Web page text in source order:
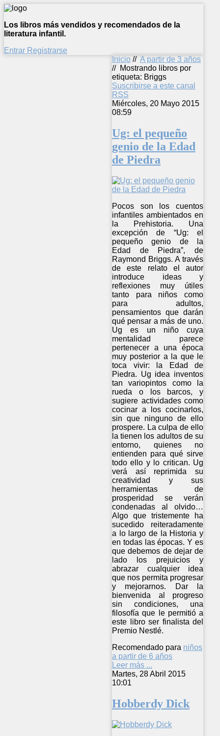
Los libros más vendidos y recomendados de la
literatura infantil.
Entrar Registrarse
Inicio // A partir de 3 años
// Mostrando libros por
etiqueta: Briggs
Suscribirse a este canal
RSS
Miércoles, 20 Mayo 2015
08:59
Ug: el pequeño
genio de la Edad
de Piedra
Pocos son los cuentos
infantiles ambientados en
la Prehistoria. Una
excepción de “Ug: el
pequeño genio de la
Edad de Piedra”, de
Raymond Briggs. A través
de este relato el autor
introduce ideas y
reflexiones muy útiles
tanto para niños como
para adultos,
pensamientos que darán
qué pensar a más de uno.
Ug es un niño cuya
mentalidad parece
pertenecer a una época
muy posterior a la que le
toca vivir: la Edad de
Piedra. Ug idea inventos
tan variopintos como la
rueda o los barcos, y
sugiere actividades como
cocinar a los cocinarlos,
sin que ninguno de ello
prospere. La culpa de ello
la tienen los adultos de su
entorno, quienes no
entienden para qué sirve
todo ello y lo critican. Ug
verá así reprimida su
creatividad y sus
herramientas de
prosperidad se verán
condenadas al olvido…
Algo que tristemente ha
sucedido reiteradamente
a lo largo de la Historia y
en todas las épocas. Y es
que debemos de dejar de
lado los prejuicios y
abrazar cualquier idea
que nos permita progresar
y mejorarnos. Dar la
bienvenida al progreso
sin condiciones, una
filosofía que le permitió a
este libro ser finalista del
Premio Nestlé.
Recomendado para niños
a partir de 6 años
Leer más ...
Martes, 28 Abril 2015
10:01
Hobberdy Dick